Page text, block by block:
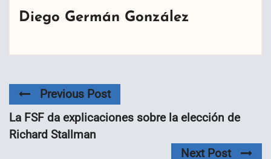
Diego Germán González
Previous Post
La FSF da explicaciones sobre la elección de
Richard Stallman
Next Post